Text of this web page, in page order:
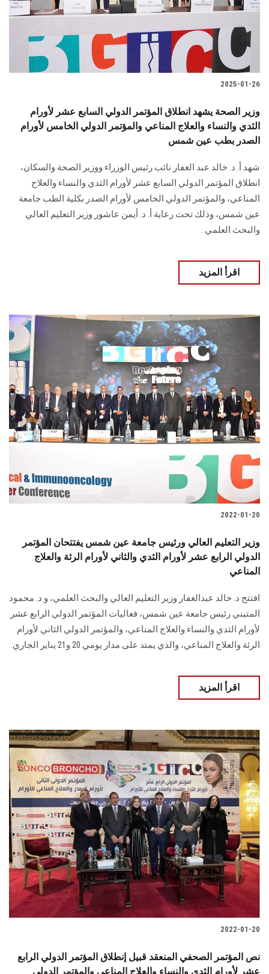
2025-01-26
وزير الصحة يشهد انطلاق المؤتمر الدولي السابع عشر لأورام
الثدي والنساء والعلاج المناعي والمؤتمر الدولي الخامس لأورام
الصدر بطب عين شمس
شهد أ. د. خالد عبد الغفار نائب رئيس الوزراء ووزير الصحة والسكان،
انطلاق ‏المؤتمر الدولي السابع عشر لأورام الثدي والنساء والعلاج
المناعي، والمؤتمر الدولي الخامس ‏لأورام الصدر بكلية الطب جامعة
عين شمس، وذلك تحت رعاية أ. د. أيمن عاشور ‏وزير التعليم العالي
والبحث العلمي .
اقرأ المزيد
2022-01-20
وزير التعليم العالي ورئيس جامعة عين شمس يفتتحان المؤتمر
الدولي الرابع عشر لأورام الثدي والثاني لأورام الرئة والعلاج
المناعي
افتتح د. خالد عبدالغفار وزير التعليم العالي والبحث العلمي، و د. محمود
المتيني رئيس جامعة عين شمس، فعاليات المؤتمر الدولي الرابع عشر
لأورام الثدي والنساء والعلاج المناعي، والمؤتمر الدولي الثاني لأورام
الرئة والعلاج المناعي، والذي يمتد على مدار يومي 20 و21 يناير الجاري.
اقرأ المزيد
2022-01-20
نص المؤتمر الصحفي المنعقد قبيل إنطلاق المؤتمر الدولي الرابع
عشر لأورام الثدي والنساء والعلاج المناعي والمؤتمر الدولي